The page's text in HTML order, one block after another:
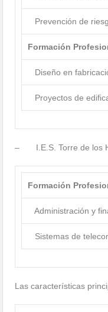
Prevención de
Formación
Diseño en
Proyectos de
– I.E.S. Torre de los
Formación
Administración y
Sistemas de
Las características